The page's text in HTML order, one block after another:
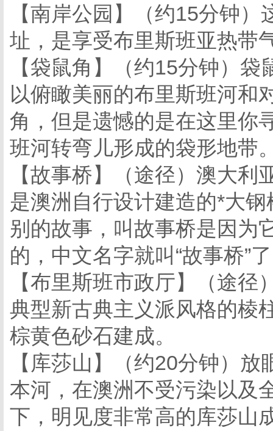
【南岸公园】（约15分钟
址，是享受布里斯班亚热带
【袋鼠角】（约15分钟）
以俯瞰美丽的布里斯班河和
角，但是遗憾的是在这里你
班河转弯儿形成的袋形地带
【故事桥】（途径）澳大
是澳洲自行设计建造的*大
别的故事，叫故事桥是因为
的，中文名字就叫“故事桥”
【布里斯班市政厅】（途
典型新古典主义派风格的棱
棕黄色砂石建成。
【库莎山】（约20分钟）
本河，在澳洲不受污染以及
下，明见度非常高的库莎山